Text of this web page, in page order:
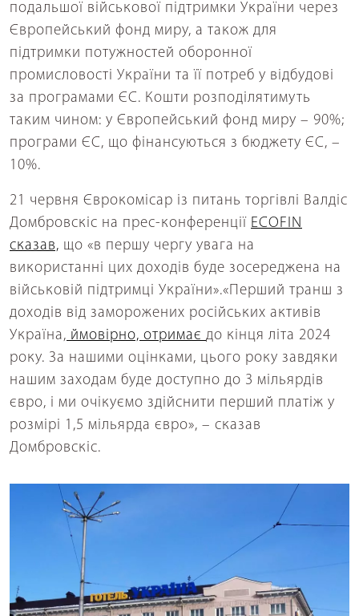
подальшої військової підтримки України через
Європейський фонд миру, а також для
підтримки потужностей оборонної
промисловості України та її потреб у відбудові
за програмами ЄС. Кошти розподілятимуть
таким чином: у Європейський фонд миру – 90%;
програми ЄС, що фінансуються з бюджету ЄС, –
10%.
21 червня Єврокомісар із питань торгівлі Валдіс
Домбровскіс на прес-конференції ECOFIN
сказав, що «в першу чергу увага на
використанні цих доходів буде зосереджена на
військовій підтримці України».«Перший транш з
доходів від заморожених російських активів
Україна, ймовірно, отримає до кінця літа 2024
року. За нашими оцінками, цього року завдяки
нашим заходам буде доступно до 3 мільярдів
євро, і ми очікуємо здійснити перший платіж у
розмірі 1,5 мільярда євро», – сказав
Домбровскіс.